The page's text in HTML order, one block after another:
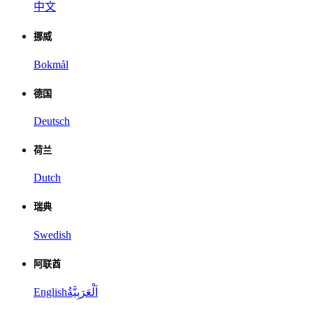
中文
挪威
Bokmål
德国
Deutsch
荷兰
Dutch
瑞典
Swedish
阿联酋
Englishاَلْعَرَبِيَّةُ